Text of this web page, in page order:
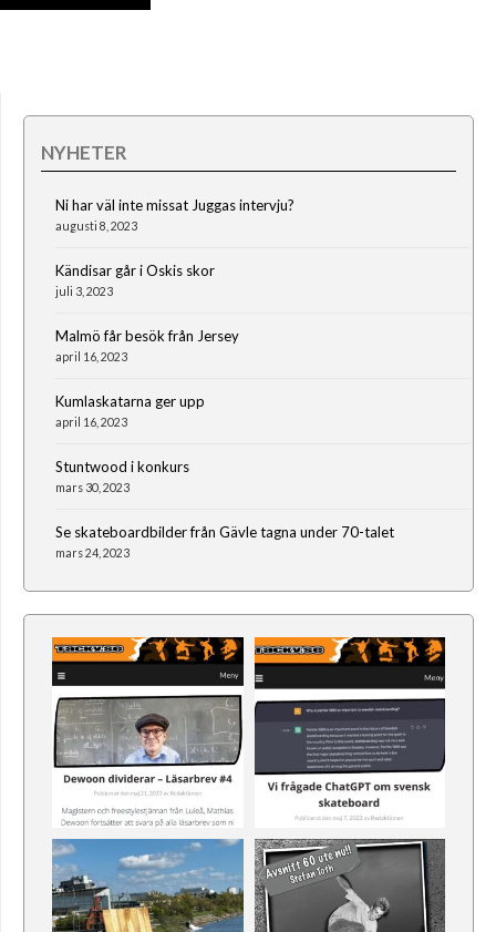
NYHETER
Ni har väl inte missat Juggas intervju?
augusti 8, 2023
Kändisar går i Oskis skor
juli 3, 2023
Malmö får besök från Jersey
april 16, 2023
Kumlaskatarna ger upp
april 16, 2023
Stuntwood i konkurs
mars 30, 2023
Se skateboardbilder från Gävle tagna under 70-talet
mars 24, 2023